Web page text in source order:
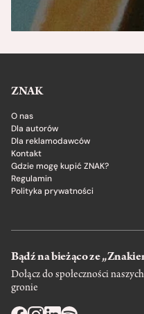
ZNAK
O nas
Dla autorów
Dla reklamodawców
Kontakt
Gdzie mogę kupić ZNAK?
Regulamin
Polityka prywatności
Bądź na bieżąco ze
Dołącz do społeczności
gronie